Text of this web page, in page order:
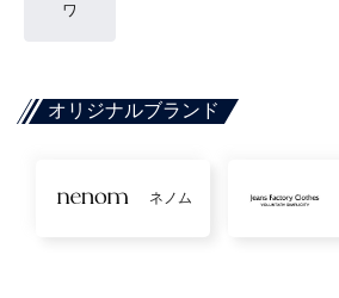
ワ
オリジナルブランド
ネノム